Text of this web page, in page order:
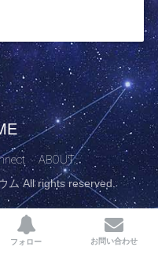
ABOUT
ム All rights reserved.
フォロー お問い合わせ